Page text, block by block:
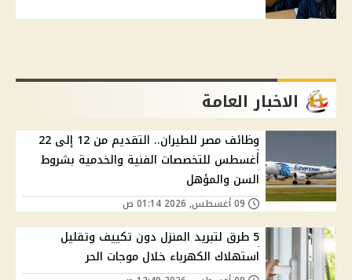
الاخبار العامة
وظائف مصر للطيران.. التقديم من 12 إلى 22
أغسطس للتخصصات الفنية والخدمية بشروط
السن والمؤهل
5 طرق لتبريد المنزل دون تكييف وتقليل
استهلاك الكهرباء خلال موجات الحر